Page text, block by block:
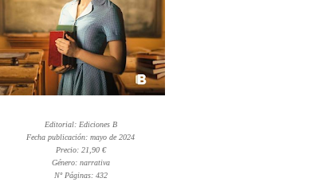
Editorial: Ediciones B
Fecha publicación: mayo de 2024
Precio: 21,90 €
Género: narrativa
Nº Páginas: 432